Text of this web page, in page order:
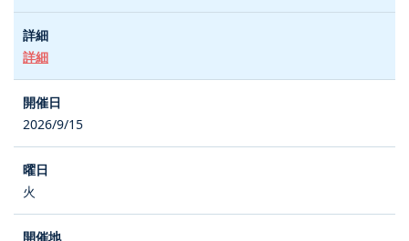
詳細
2026/9/15
火